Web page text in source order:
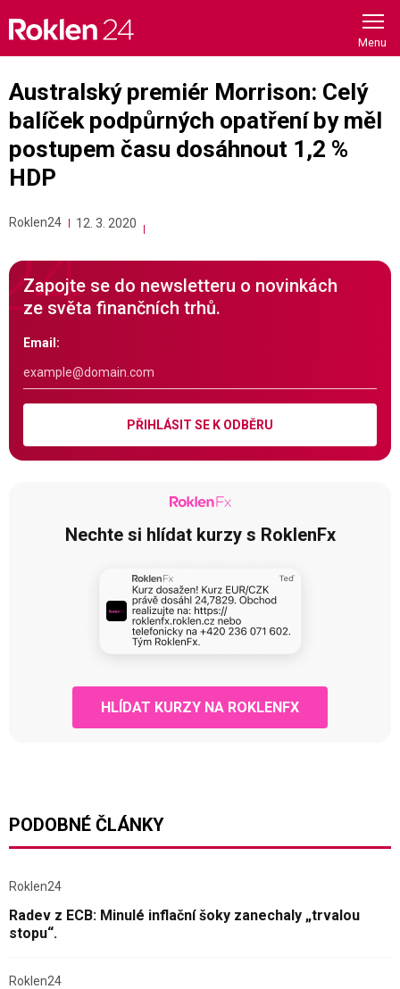
content
Australský premiér Morrison: Celý
balíček podpůrných opatření by měl
postupem času dosáhnout 1,2 %
HDP
Roklen24 12. 3. 2020
Zapojte se do newsletteru o novinkách
ze světa finančních trhů.
Email:
PŘIHLÁSIT SE K ODBĚRU
Nechte si hlídat kurzy s RoklenFx
HLÍDAT KURZY NA ROKLENFX
PODOBNÉ ČLÁNKY
Roklen24
Radev z ECB: Minulé inflační šoky zanechaly „trvalou
stopu“.
Roklen24